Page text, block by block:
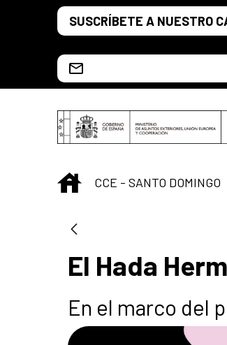
Saltar al contenido principal
SUSCRÍBETE A NUESTRO
INICIO
CCE - SANTO DOMINGO
El Hada
En el marco del